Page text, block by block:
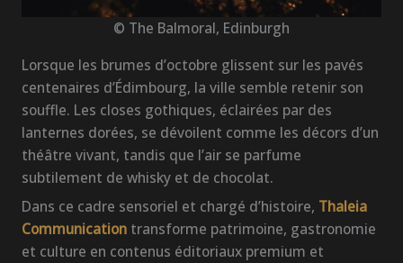
© The Balmoral, Edinburgh
Lorsque les brumes d’octobre glissent sur les pavés
centenaires d’Édimbourg, la ville semble retenir son
souffle. Les closes gothiques, éclairées par des
lanternes dorées, se dévoilent comme les décors d’un
théâtre vivant, tandis que l’air se parfume
subtilement de whisky et de chocolat.
Dans ce cadre sensoriel et chargé d’histoire, Thaleia
Communicationtransforme patrimoine, gastronomie
et culture en contenus éditoriaux premium et